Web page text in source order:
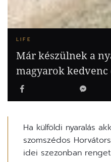
LIFE
Már készülnek a
magyarok kedvenc
Ha külföldi nyaralás
szomszédos
idei szezonban